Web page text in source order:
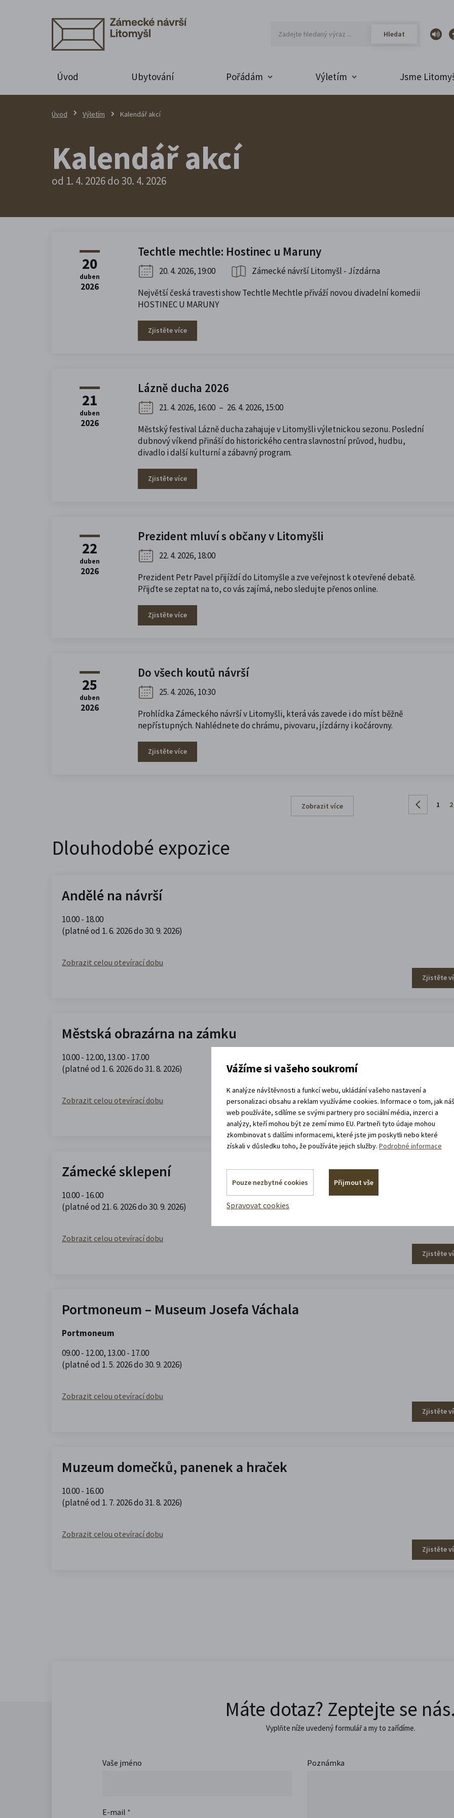
Úvod Ubytování Pořádám Výletím Jsme
Úvod Výletím Kalendář akcí
Kalendář akcí
od 1. 4. 2026 do 30. 4. 2026
20
duben
2026
Techtle mechtle: Hostinec u Maruny
20. 4. 2026, 19:00
Zámecké návrší Litomyšl - Jízdárna
Největší česká travesti show Techtle Mechtle přiváží novou divadelní komedii
HOSTINEC U MARUNY
Zjistěte více
21
duben
2026
Lázně ducha 2026
21. 4. 2026, 16:00 – 26. 4. 2026, 15:00
Městský festival Lázně ducha zahajuje v Litomyšli výletnickou sezonu. Poslední
dubnový víkend přináší do historického centra slavnostní průvod, hudbu,
divadlo i další kulturní a zábavný program.
Zjistěte více
22
duben
2026
Prezident mluví s občany v Litomyšli
22. 4. 2026, 18:00
Prezident Petr Pavel přijíždí do Litomyšle a zve veřejnost k otevřené debatě.
Přijďte se zeptat na to, co vás zajímá, nebo sledujte přenos online.
Zjistěte více
25
duben
2026
Do všech koutů návrší
25. 4. 2026, 10:30
Prohlídka Zámeckého návrší v Litomyšli, která vás zavede i do míst běžně
nepřístupných. Nahlédnete do chrámu, pivovaru, jízdárny i kočárovny.
Zjistěte více
Zobrazit více 1 2
Dlouhodobé expozice
Andělé na návrší
10.00 - 18.00
(platné od 1. 6. 2026 do 30. 9. 2026)
Zobrazit celou otevírací dobu
Zjistěte
Městská obrazárna na zámku
10.00 - 12.00, 13.00 - 17.00
(platné od 1. 6. 2026 do 31. 8. 2026)
Zobrazit celou otevírací dobu
Zjistěte
Zámecké sklepení
10.00 - 16.00
(platné od 21. 6. 2026 do 30. 9. 2026)
Zobrazit celou otevírací dobu
Zjistěte
Portmoneum – Museum Josefa Váchala
Portmoneum
09.00 - 12.00, 13.00 - 17.00
(platné od 1. 5. 2026 do 30. 9. 2026)
Zobrazit celou otevírací dobu
Zjistěte
Muzeum domečků, panenek a hraček
10.00 - 16.00
(platné od 1. 7. 2026 do 31. 8. 2026)
Zobrazit celou otevírací dobu
Zjistěte
Máte dotaz? Zeptejte se
Vyplňte níže uvedený formulář a my to zařídíme.
Vaše jméno
E-mail *
Poznámka
Vážíme si vašeho soukromí
K analýze návštěvnosti a funkcí webu, ukládání vašeho nastavení a
personalizaci obsahu a reklam využíváme cookies. Informace o tom, jak
web používáte, sdílíme se svými partnery pro sociální média, inzerci a
analýzy, kteří mohou být ze zemí mimo EU. Partneři tyto údaje mohou
zkombinovat s dalšími informacemi, které jste jim poskytli nebo které
získali v důsledku toho, že používáte jejich služby.Podrobné informace
Pouze nezbytné cookies Přijmout vše
Spravovat cookies